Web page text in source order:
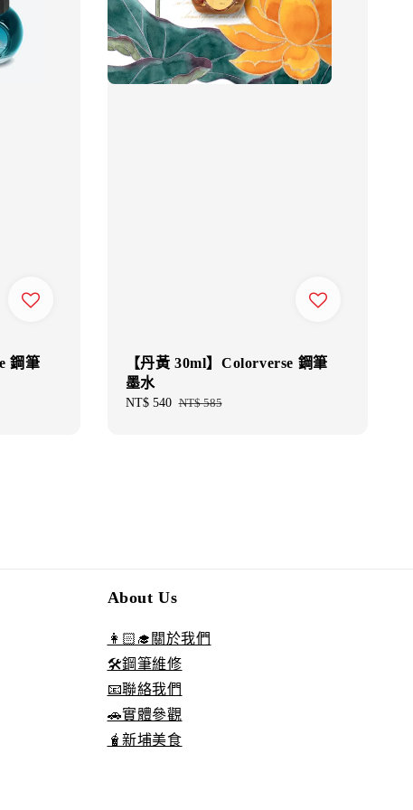
鋼筆
【丹黃 30ml】Colorverse 鋼筆
墨水
Sale
NT$ 540 Regular
NT$ 585
About Us
👩🏻‍🎓關於我們
🛠️鋼筆維修
📧聯絡我們
🚗實體參觀
🧋新埔美食